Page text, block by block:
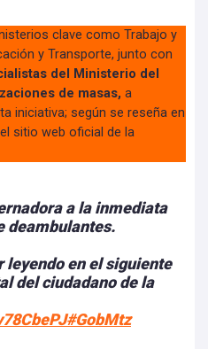
clave como Trabajo y
y Transporte, junto con
del Ministerio del
de masas, a
iniciativa; según se reseña en
sitio web oficial de la
a la inmediata
deambulantes.
leyendo en el siguiente
del ciudadano de la
#GobMtz